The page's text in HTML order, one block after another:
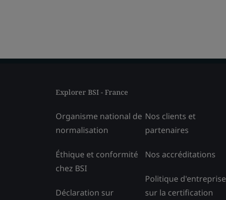
Explorer BSI - France
Organisme national de
normalisation
Éthique et conformité
chez BSI
Déclaration sur
Nos clients et
partenaires
Nos accréditations
Politique d'entreprise
sur la certification